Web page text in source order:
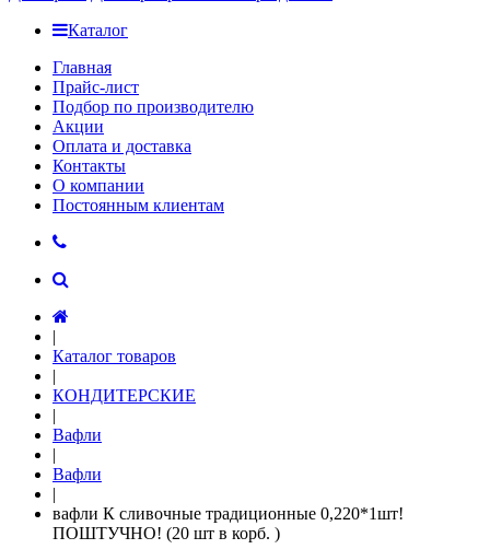
Каталог
Главная
Прайс-лист
Подбор по производителю
Акции
Оплата и доставка
Контакты
О компании
Постоянным клиентам
|
Каталог товаров
|
КОНДИТЕРСКИЕ
|
Вафли
|
Вафли
|
вафли К сливочные традиционные 0,220*1шт!
ПОШТУЧНО! (20 шт в корб. )